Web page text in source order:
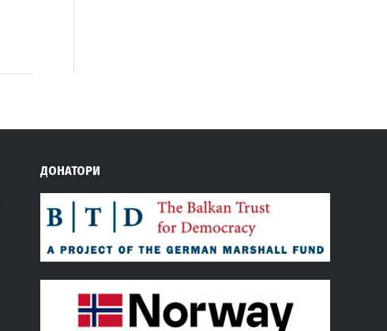
ДОНАТОРИ